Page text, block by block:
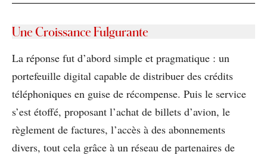
Une Croissance Fulgurante
La réponse fut d’abord simple et pragmatique : un
portefeuille digital capable de distribuer des crédits
téléphoniques en guise de récompense. Puis le service
s’est étoffé, proposant l’achat de billets d’avion, le
règlement de factures, l’accès à des abonnements
divers, tout cela grâce à un réseau de partenaires de